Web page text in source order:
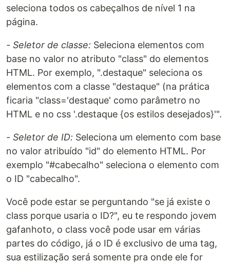
seleciona todos os cabeçalhos de nível 1 na
página.
- Seletor de classe: Seleciona elementos com
base no valor no atributo "class" do elementos
HTML. Por exemplo, ".destaque" seleciona os
elementos com a classe "destaque" (na prática
ficaria "class='destaque' como parâmetro no
HTML e no css '.destaque {os estilos desejados}'".
- Seletor de ID: Seleciona um elemento com base
no valor atribuído "id" do elemento HTML. Por
exemplo "#cabecalho" seleciona o elemento com
o ID "cabecalho".
Você pode estar se perguntando "se já existe o
class porque usaria o ID?", eu te respondo jovem
gafanhoto, o class você pode usar em várias
partes do código, já o ID é exclusivo de uma tag,
sua estilização será somente pra onde ele for